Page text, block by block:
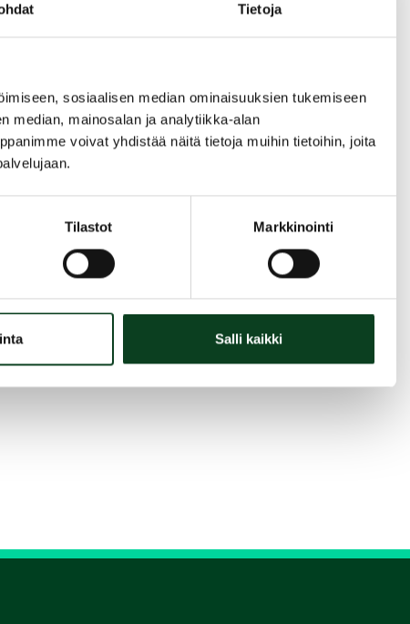
Tietoja
sosiaalisen median ominaisuuksien tukemiseen
median, mainosalan ja analytiikka-alan
voivat yhdistää näitä tietoja muihin tietoihin, joita
Tilastot Markkinointi
Salli kaikki